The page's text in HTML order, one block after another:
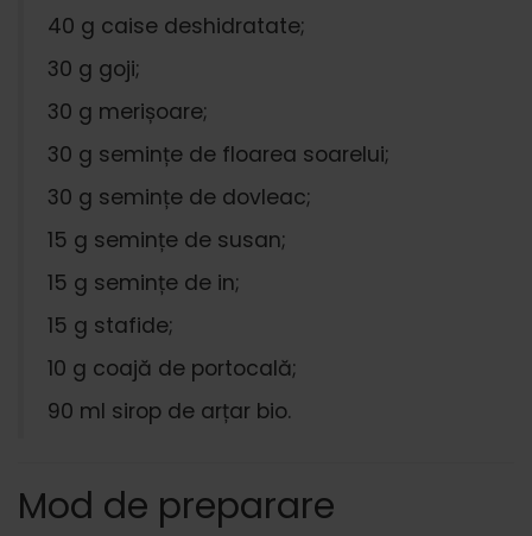
40 g caise deshidratate;
30 g goji;
30 g merișoare;
30 g semințe de floarea soarelui;
30 g semințe de dovleac;
15 g semințe de susan;
15 g semințe de in;
15 g stafide;
10 g coajă de portocală;
90 ml sirop de arțar bio.
Mod de preparare